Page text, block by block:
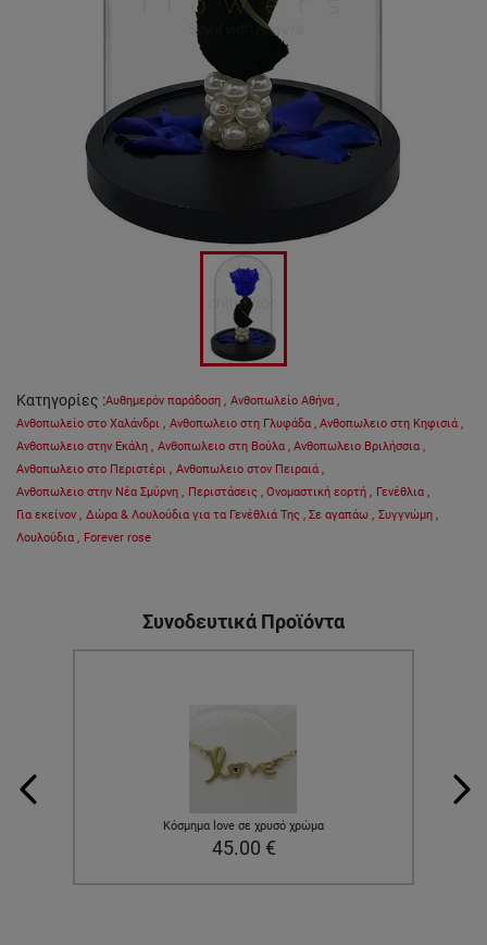
Κατηγορίες :Αυθημερόν παράδοση , Ανθοπωλείο Αθήνα ,
Ανθοπωλείο στο Χαλάνδρι , Ανθοπωλειο στη Γλυφάδα , Ανθοπωλειο στη Κηφισιά ,
Ανθοπωλειο στην Εκάλη , Ανθοπωλειο στη Βούλα , Ανθοπωλειο Βριλήσσια ,
Ανθοπωλειο στο Περιστέρι , Ανθοπωλειο στον Πειραιά ,
Ανθοπωλειο στην Νέα Σμύρνη , Περιστάσεις , Ονομαστική εορτή , Γενέθλια ,
Για εκείνον , Δώρα & Λουλούδια για τα Γενέθλιά Της , Σε αγαπάω , Συγγνώμη ,
Λουλούδια , Forever rose
Συνοδευτικά Προϊόντα
Κόσμημα love σε χρυσό χρώμα
45.00 €